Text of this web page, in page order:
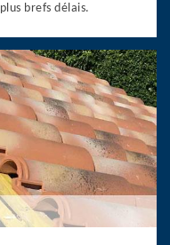
brefs délais.